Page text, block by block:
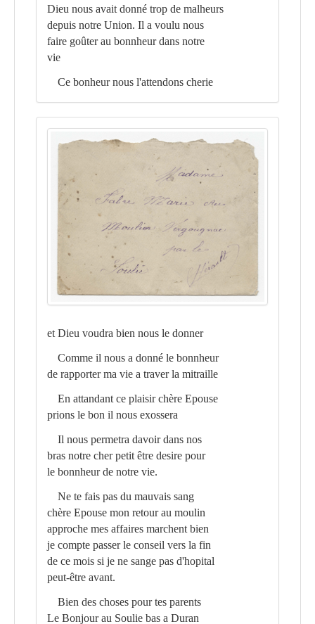
Dieu nous avait donné trop de malheurs
depuis notre Union. Il a voulu nous
faire goûter au bonnheur dans notre
vie
Ce bonheur nous l'attendons cherie
et Dieu voudra bien nous le donner
Comme il nous a donné le bonnheur
de rapporter ma vie a traver la mitraille
En attandant ce plaisir chère Epouse
prions le bon il nous exossera
Il nous permetra davoir dans nos
bras notre cher petit être desire pour
le bonnheur de notre vie.
Ne te fais pas du mauvais sang
chère Epouse mon retour au moulin
approche mes affaires marchent bien
je compte passer le conseil vers la fin
de ce mois si je ne sange pas d'hopital
peut-être avant.
Bien des choses pour tes parents
Le Bonjour au Soulie bas a Duran